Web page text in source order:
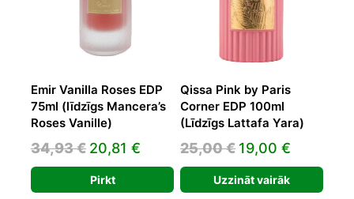
Emir Vanilla Roses EDP
75ml (līdzīgs Mancera’s
Roses Vanille)
34,93€ Original
price
was:
20,81 € Current
price
is:
Pirkt
Qissa Pink by Paris
Corner EDP 100ml
(Līdzīgs Lattafa Yara)
25,00€ Original
price
was:
19,00 €
price
is:
Uzzināt vairāk